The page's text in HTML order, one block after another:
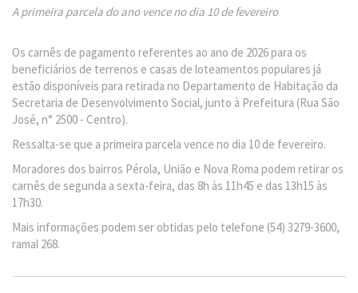
A primeira parcela do ano vence no dia 10 de fevereiro
Os carnês de pagamento referentes ao ano de 2026 para os
beneficiários de terrenos e casas de loteamentos populares já
estão disponíveis para retirada no Departamento de Habitação da
Secretaria de Desenvolvimento Social, junto à Prefeitura (Rua São
José, n° 2500 - Centro).
Ressalta-se que a primeira parcela vence no dia 10 de fevereiro.
Moradores dos bairros Pérola, União e Nova Roma podem retirar os
carnês de segunda a sexta-feira, das 8h às 11h45 e das 13h15 às
17h30.
Mais informações podem ser obtidas pelo telefone (54) 3279-3600,
ramal 268.